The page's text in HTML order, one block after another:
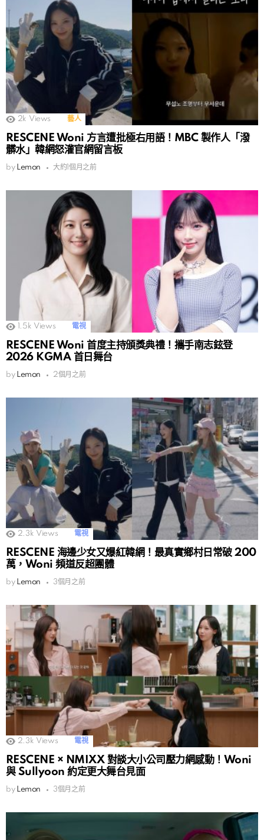
2k Views 藝人
RESCENE Woni 方言遭批極右用語！MBC 製作人「潑
髒水」韓網怒灌官網留言板
by Lemon 大約1個月之前
1.5k Views 電視
RESCENE Woni 首度主持頒獎典禮！攜手南志鉉登
2026 KGMA 首日舞台
by Lemon 2個月之前
2.3k Views 電視
RESCENE 海邊少女又爆紅韓網！最真實鄉村日常破 200
萬，Woni 頻道反超團體
by Lemon 3個月之前
2.3k Views 電視
RESCENE × NMIXX 對談大小公司壓力網感動！Woni
與 Sullyoon 約定更大舞台見面
by Lemon 3個月之前